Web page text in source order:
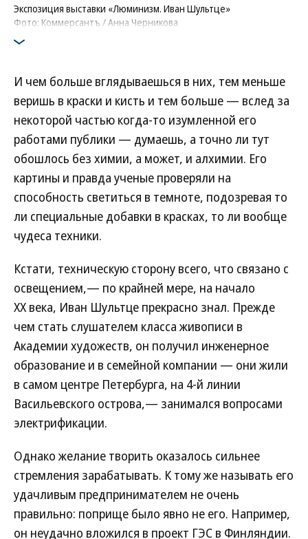
Экспозиция выставки «Люминизм. Иван Шультце»
Фото: Коммерсантъ / Анна Черникова
И чем больше вглядываешься в них, тем меньше
веришь в краски и кисть и тем больше — вслед за
некоторой частью когда-то изумленной его
работами публики — думаешь, а точно ли тут
обошлось без химии, а может, и алхимии. Его
картины и правда ученые проверяли на
способность светиться в темноте, подозревая то
ли специальные добавки в красках, то ли вообще
чудеса техники.
Кстати, техническую сторону всего, что связано с
освещением,— по крайней мере, на начало
XX века, Иван Шультце прекрасно знал. Прежде
чем стать слушателем класса живописи в
Академии художеств, он получил инженерное
образование и в семейной компании — они жили
в самом центре Петербурга, на 4-й линии
Васильевского острова,— занимался вопросами
электрификации.
Однако желание творить оказалось сильнее
стремления зарабатывать. К тому же называть его
удачливым предпринимателем не очень
правильно: поприще было явно не его. Например,
он неудачно вложился в проект ГЭС в Финляндии.